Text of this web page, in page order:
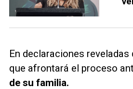
En declaraciones
que afrontará el proceso
de su familia.